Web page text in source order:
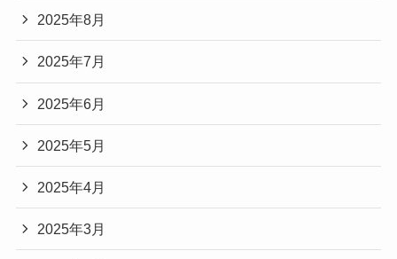
2025年8月
2025年7月
2025年6月
2025年5月
2025年4月
2025年3月